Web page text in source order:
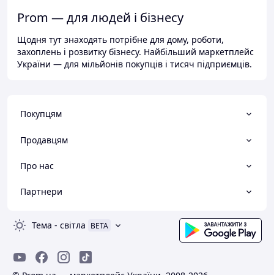
Prom — для людей і бізнесу
Щодня тут знаходять потрібне для дому, роботи,
захоплень і розвитку бізнесу. Найбільший маркетплейс
України — для мільйонів покупців і тисяч підприємців.
Покупцям
Продавцям
Про нас
Партнери
Тема - світла BETA